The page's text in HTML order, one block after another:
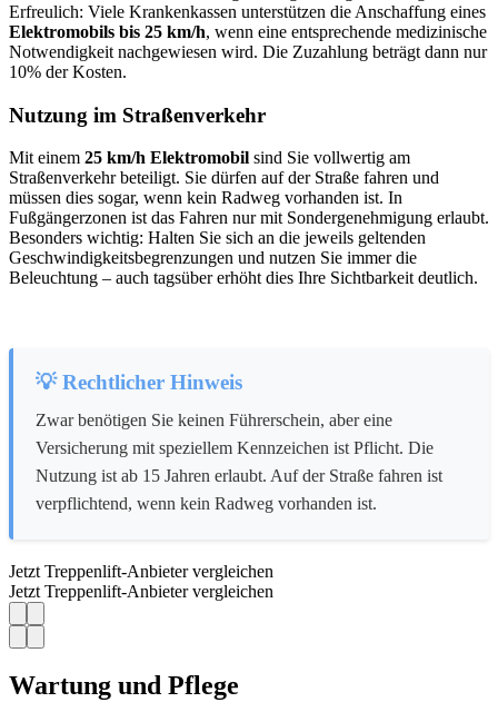
Erfreulich: Viele Krankenkassen unterstützen die Anschaffung eines
Elektromobils bis 25 km/h, wenn eine entsprechende medizinische
Notwendigkeit nachgewiesen wird. Die Zuzahlung beträgt dann nur
10% der Kosten.
Nutzung im Straßenverkehr
Mit einem 25 km/h Elektromobil sind Sie vollwertig am
Straßenverkehr beteiligt. Sie dürfen auf der Straße fahren und
müssen dies sogar, wenn kein Radweg vorhanden ist. In
Fußgängerzonen ist das Fahren nur mit Sondergenehmigung erlaubt.
Besonders wichtig: Halten Sie sich an die jeweils geltenden
Geschwindigkeitsbegrenzungen und nutzen Sie immer die
Beleuchtung – auch tagsüber erhöht dies Ihre Sichtbarkeit deutlich.
💡 Rechtlicher Hinweis
Zwar benötigen Sie keinen Führerschein, aber eine
Versicherung mit speziellem Kennzeichen ist Pflicht. Die
Nutzung ist ab 15 Jahren erlaubt. Auf der Straße fahren ist
verpflichtend, wenn kein Radweg vorhanden ist.
Jetzt Treppenlift-Anbieter vergleichen
Jetzt Treppenlift-Anbieter vergleichen
Wartung und Pflege